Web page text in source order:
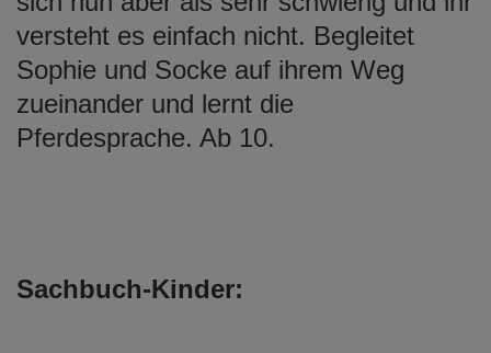
versteht es einfach nicht. Begleitet
Sophie und Socke auf ihrem Weg
zueinander und lernt die
Pferdesprache. Ab 10.
Sachbuch-Kinder: